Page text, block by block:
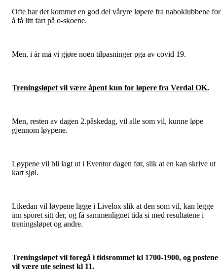
Ofte har det kommet en god del våryre løpere fra naboklubbene for
å få litt fart på o-skoene.
Men, i år må vi gjøre noen tilpasninger pga av covid 19.
Treningsløpet vil være åpent kun for løpere fra Verdal OK.
Men, resten av dagen 2.påskedag, vil alle som vil, kunne løpe
gjennom løypene.
Løypene vil bli lagt ut i Eventor dagen før, slik at en kan skrive ut
kart sjøl.
Likedan vil løypene ligge i Livelox slik at den som vil, kan legge
inn sporet sitt der, og få sammenlignet tida si med resultatene i
treningsløpet og andre.
Treningsløpet vil foregå i tidsrommet kl 1700-1900, og postene
vil være ute seinest kl 11.